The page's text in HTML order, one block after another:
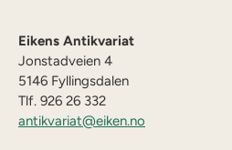
Eikens Antikvariat
Jonstadveien 4
5146 Fyllingsdalen
Tlf. 926 26 332
antikvariat@eiken.no